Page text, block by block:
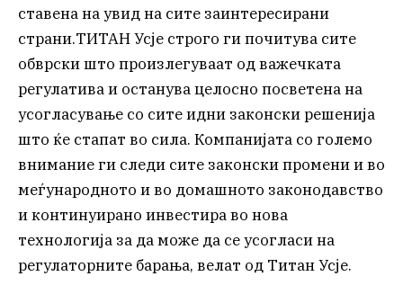
ставена на увид на сите заинтересирани
страни.ТИТАН Усје строго ги почитува сите
обврски што произлегуваат од важечката
регулатива и останува целосно посветена на
усогласување со сите идни законски решенија
што ќе стапат во сила. Компанијата со големо
внимание ги следи сите законски промени и во
меѓународното и во домашното законодавство
и континуирано инвестира во нова
технологија за да може да се усогласи на
регулаторните барања, велат од Титан Усје.